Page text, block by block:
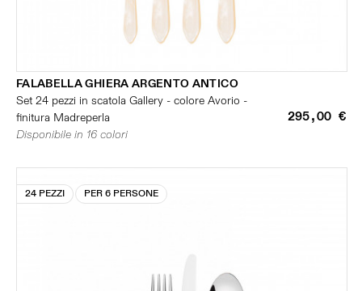
FALABELLA GHIERA ARGENTO ANTICO
Set 24 pezzi in scatola Gallery - colore Avorio -
finitura Madreperla
295,00 €
Disponibile in 16 colori
24 PEZZI PER 6 PERSONE